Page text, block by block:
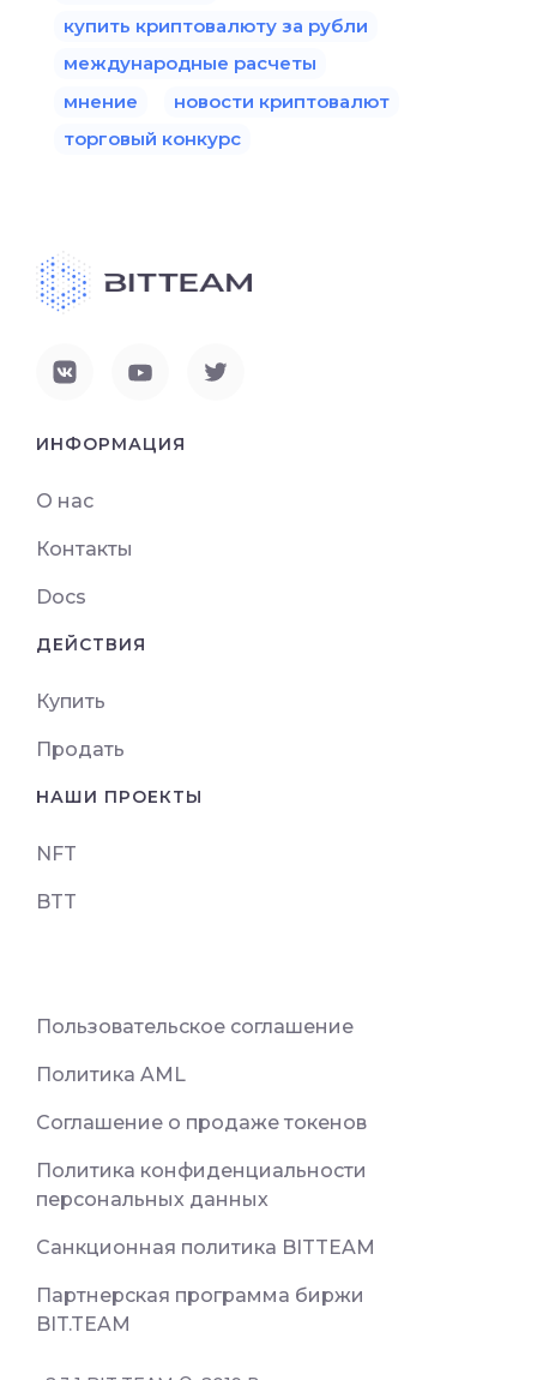
купить криптовалюту за рубли
международные расчеты
мнение
новости криптовалют
торговый конкурс
ИНФОРМАЦИЯ
О нас
Контакты
Docs
ДЕЙСТВИЯ
Купить
Продать
НАШИ ПРОЕКТЫ
NFT
BTT
Пользовательское соглашение
Политика AML
Соглашение о продаже токенов
Политика конфиденциальности
персональных данных
Санкционная политика BITTEAM
Партнерская программа биржи
BIT.TEAM